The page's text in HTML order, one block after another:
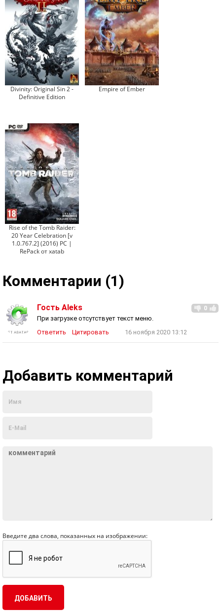
Divinity: Original Sin 2 -
Definitive Edition
Empire of Ember
Rise of the Tomb Raider:
20 Year Celebration [v
1.0.767.2] (2016) PC |
RePack от xatab
Комментарии (1)
0
Гость Aleks
При загрузке отсутствует текст меню.
Ответить
Цитировать 16 ноября 2020 13:12
Добавить комментарий
Введите два слова, показанных на изображении: